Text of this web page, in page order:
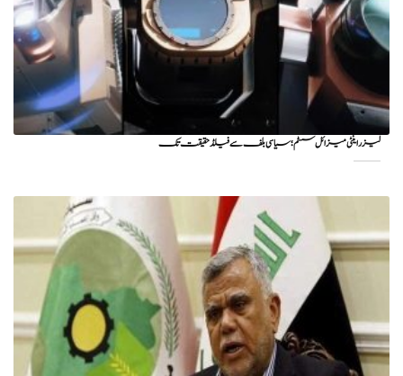
لیزر اینٹی میزائل سسٹم؛ سیاسی بلف سے فیلڈ حقیقت تک